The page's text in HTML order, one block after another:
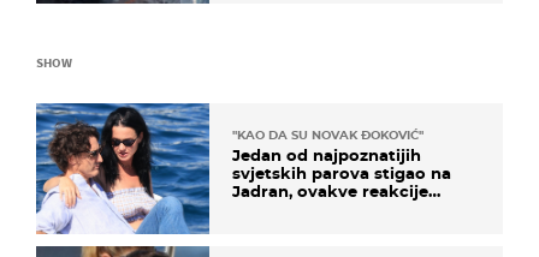
SHOW
"KAO DA SU NOVAK ĐOKOVIĆ"
Jedan od najpoznatijih
svjetskih parova stigao na
Jadran, ovakve reakcije